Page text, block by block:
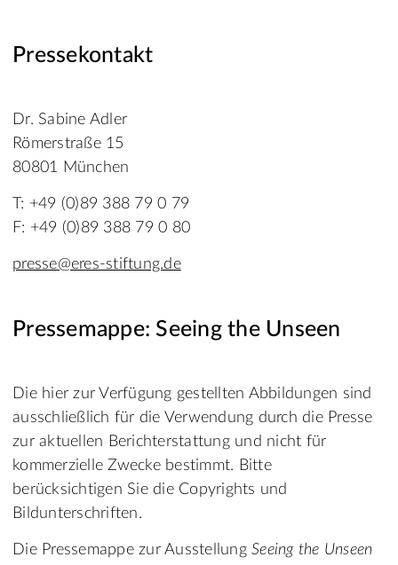
Pressekontakt
Dr. Sabine Adler
Römerstraße 15
80801 München
T: +49 (0)89 388 79 0 79
F: +49 (0)89 388 79 0 80
presse@eres-stiftung.de
Pressemappe: Seeing the Unseen
Die hier zur Verfügung gestellten Abbildungen sind
ausschließlich für die Verwendung durch die Presse
zur aktuellen Berichterstattung und nicht für
kommerzielle Zwecke bestimmt. Bitte
berücksichtigen Sie die Copyrights und
Bildunterschriften.
Die Pressemappe zur Ausstellung Seeing the Unseen